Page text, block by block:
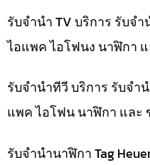
รับจำนำ TV บริการ รับจ
ไอแพค ไอโฟนง นาฬิกา
รับจำนำทีวี บริการ รับจำ
แพค ไอโฟน นาฬิกา และ
รับจำนำนาฬิกา Tag